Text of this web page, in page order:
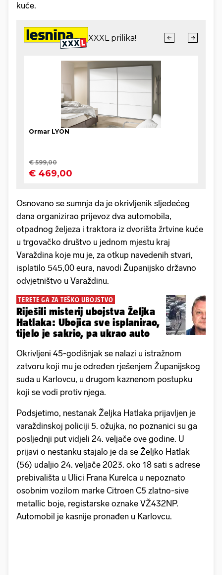
kuće.
Osnovano se sumnja da je okrivljenik sljedećeg
dana organizirao prijevoz dva automobila,
otpadnog željeza i traktora iz dvorišta žrtvine kuće
u trgovačko društvo u jednom mjestu kraj
Varaždina koje mu je, za otkup navedenih stvari,
isplatilo 545,00 eura, navodi Županijsko državno
odvjetništvo u Varaždinu.
TERETE GA ZA TEŠKO UBOJSTVO
Riješili misterij ubojstva Željka
Hatlaka: Ubojica sve isplanirao,
tijelo je sakrio, pa ukrao auto
Okrivljeni 45-godišnjak se nalazi u istražnom
zatvoru koji mu je određen rješenjem Županijskog
suda u Karlovcu, u drugom kaznenom postupku
koji se vodi protiv njega.
Podsjetimo, nestanak Željka Hatlaka prijavljen je
varaždinskoj policiji 5. ožujka, no poznanici su ga
posljednji put vidjeli 24. veljače ove godine. U
prijavi o nestanku stajalo je da se Željko Hatlak
(56) udaljio 24. veljače 2023. oko 18 sati s adrese
prebivališta u Ulici Frana Kurelca u nepoznato
osobnim vozilom marke Citroen C5 zlatno-sive
metallic boje, registarske oznake VŽ432NP.
Automobil je kasnije pronađen u Karlovcu.